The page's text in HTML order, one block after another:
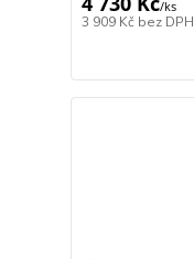
/ks
3 909 Kč bez DPH